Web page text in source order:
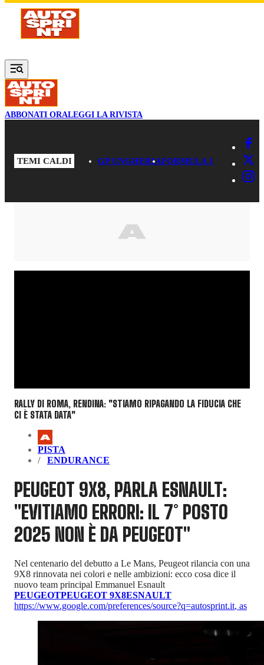
Vai al contenuto principale
ABBONATI ORALEGGI LA RIVISTA
TEMI CALDI GP UNGHERIAFORMULA 1
RALLY DI ROMA, RENDINA: "STIAMO RIPAGANDO LA FIDUCIA CHE
CI È STATA DATA"
PISTA
ENDURANCE
PEUGEOT 9X8, PARLA ESNAULT:
"EVITIAMO ERRORI: IL 7° POSTO
2025 NON È DA PEUGEOT"
Nel centenario del debutto a Le Mans, Peugeot rilancia con una
9X8 rinnovata nei colori e nelle ambizioni: ecco cosa dice il
nuovo team principal Emmanuel Esnault
PEUGEOTPEUGEOT 9X8ESNAULT
https://www.google.com/preferences/source?q=autosprint.it, as